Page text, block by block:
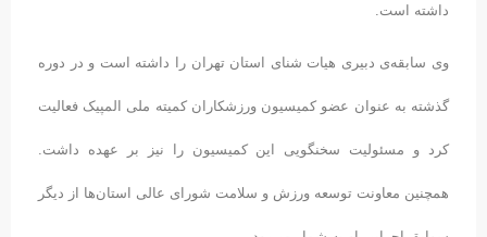
داشته است.
وی سابقه‌ی دبیری هیات شنای استان تهران را داشته است و در دوره
گذشته به عنوان عضو کمیسیون ورزشکاران کمیته ملی المپیک فعالیت
کرد و مسئولیت سخنگویی این کمیسیون را نیز بر عهده داشت.
همچنین معاونت توسعه ورزش و سلامت شورای عالی استان‌ها از دیگر